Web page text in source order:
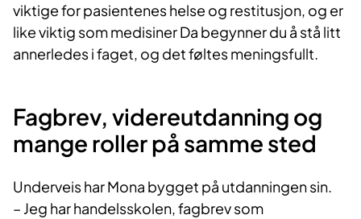
viktige for pasientenes helse og restitusjon, og er
like viktig som medisiner Da begynner du å stå litt
annerledes i faget, og det føltes meningsfullt.
Fagbrev, videreutdanning og
mange roller på samme sted
Underveis har Mona bygget på utdanningen sin.
– Jeg har handelsskolen, fagbrev som